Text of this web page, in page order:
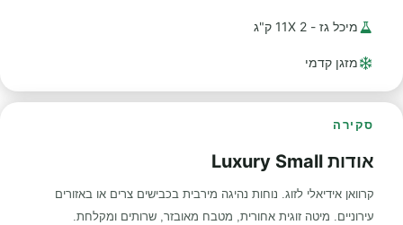
מיכל גז - 2 11X ק"ג
מזגן קדמי
סקירה
אודות Luxury Small
קרוואן אידיאלי לזוג. נוחות נהיגה מירבית בכבישים צרים או באזורים
עירוניים. מיטה זוגית אחורית, מטבח מאובזר, שרותים ומקלחת.